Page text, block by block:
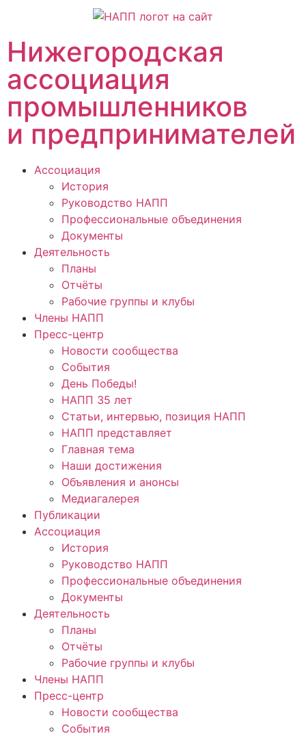
Нижегородская
ассоциация
промышленников
и предпринимателей
Ассоциация
История
Руководство НАПП
Профессиональные объединения
Документы
Деятельность
Планы
Отчёты
Рабочие группы и клубы
Члены НАПП
Пресс-центр
Новости сообщества
События
День Победы!
НАПП 35 лет
Статьи, интервью, позиция НАПП
НАПП представляет
Главная тема
Наши достижения
Объявления и анонсы
Медиагалерея
Публикации
Ассоциация
История
Руководство НАПП
Профессиональные объединения
Документы
Деятельность
Планы
Отчёты
Рабочие группы и клубы
Члены НАПП
Пресс-центр
Новости сообщества
События